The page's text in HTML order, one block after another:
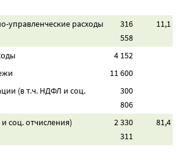
управленческие расходы
316
558
11,1
4 152
11 600
(в т.ч. НДФЛ и соц.
300
806
соц. отчисления)
2 330
311
81,4